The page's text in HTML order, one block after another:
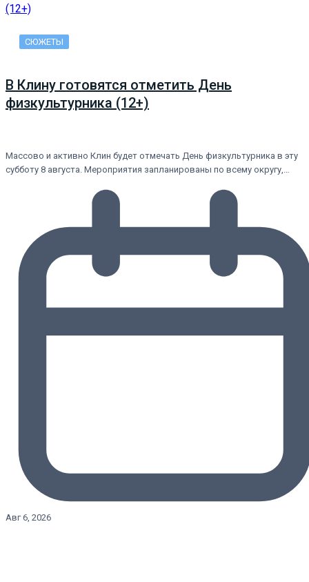
СЮЖЕТЫ
В Клину готовятся отметить День
физкультурника (12+)
Массово и активно Клин будет отмечать День физкультурника в эту
субботу 8 августа. Мероприятия запланированы по всему округу,…
Авг 6, 2026